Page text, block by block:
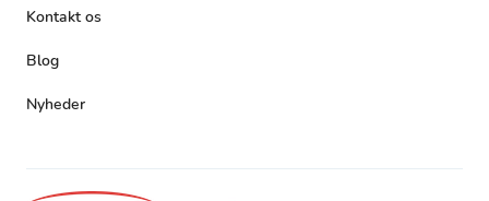
Kontakt os
Blog
Nyheder